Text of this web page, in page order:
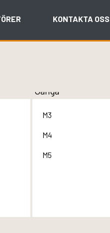
KONTAKTA OSS
M3
M4
Gänga
M5